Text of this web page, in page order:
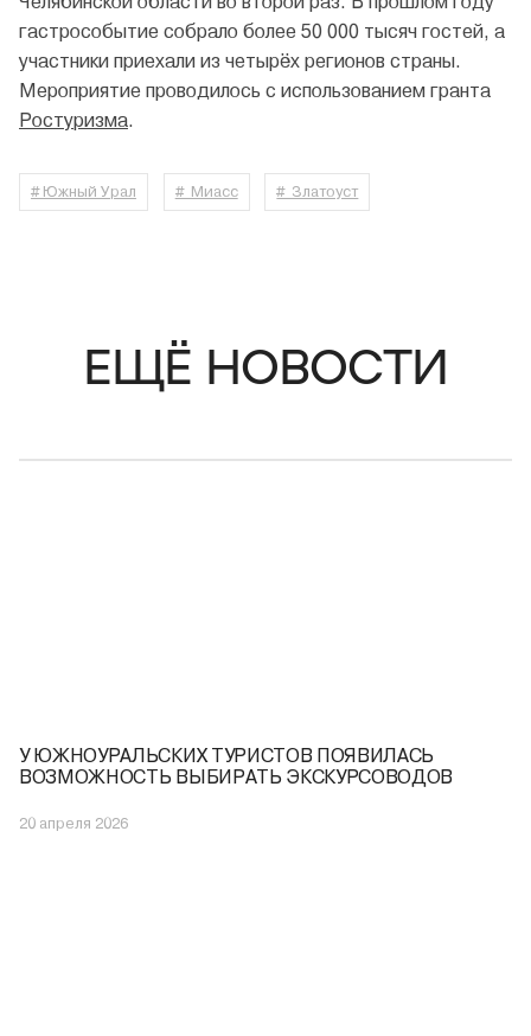
гастрособытие собрало более 50 000 тысяч гостей, а
участники приехали из четырёх регионов страны.
Мероприятие проводилось с использованием гранта
Ростуризма.
# Южный Урал # Миасс # Златоуст
ЕЩЁ НОВОСТИ
У ЮЖНОУРАЛЬСКИХ ТУРИСТОВ ПОЯВИЛАСЬ
ВОЗМОЖНОСТЬ ВЫБИРАТЬ ЭКСКУРСОВОДОВ
20 апреля 2026